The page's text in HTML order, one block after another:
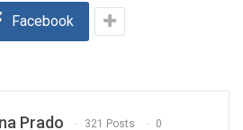
Facebook
Prado 321 Posts 0